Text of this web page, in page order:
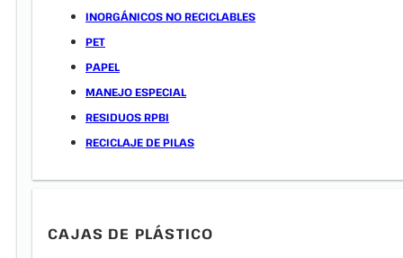
INORGÁNICOS NO RECICLABLES
PET
PAPEL
MANEJO ESPECIAL
RESIDUOS RPBI
RECICLAJE DE PILAS
CAJAS DE PLÁSTICO